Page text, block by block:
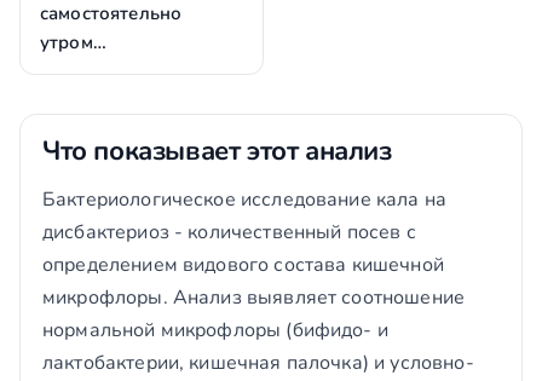
самостоятельно
утром…
Что показывает этот анализ
Бактериологическое исследование кала на
дисбактериоз - количественный посев с
определением видового состава кишечной
микрофлоры. Анализ выявляет соотношение
нормальной микрофлоры (бифидо- и
лактобактерии, кишечная палочка) и условно-